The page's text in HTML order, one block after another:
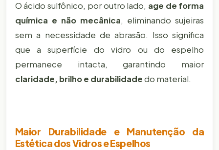
O ácido sulfônico, por outro lado, age de forma
química e não mecânica, eliminando sujeiras
sem a necessidade de abrasão. Isso significa
que a superfície do vidro ou do espelho
permanece intacta, garantindo maior
claridade, brilho e durabilidadedo material.
Maior Durabilidade e Manutenção da
Estética dos Vidros e Espelhos